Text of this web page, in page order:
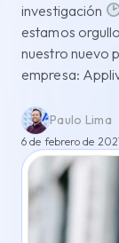
investigación
estamos
nuestro nuevo
empresa:
Paulo Lima
6 de febrero de